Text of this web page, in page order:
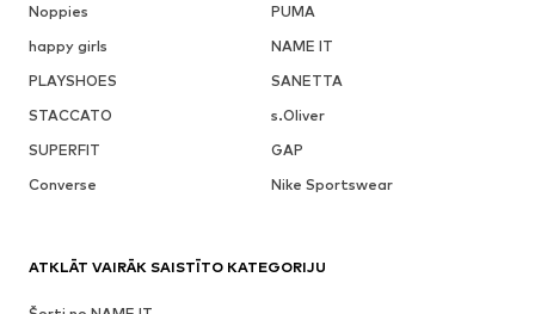
Noppies
PUMA
happy girls
NAME IT
PLAYSHOES
SANETTA
STACCATO
s.Oliver
SUPERFIT
GAP
Converse
Nike Sportswear
ATKLĀT VAIRĀK SAISTĪTO KATEGORIJU